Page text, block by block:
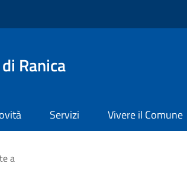
Ranica
Servizi Vivere il Comune
a